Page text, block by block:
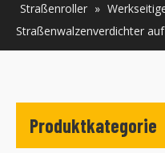
Straßenroller »
Straßenwalzenverdichter
Produktkategorie